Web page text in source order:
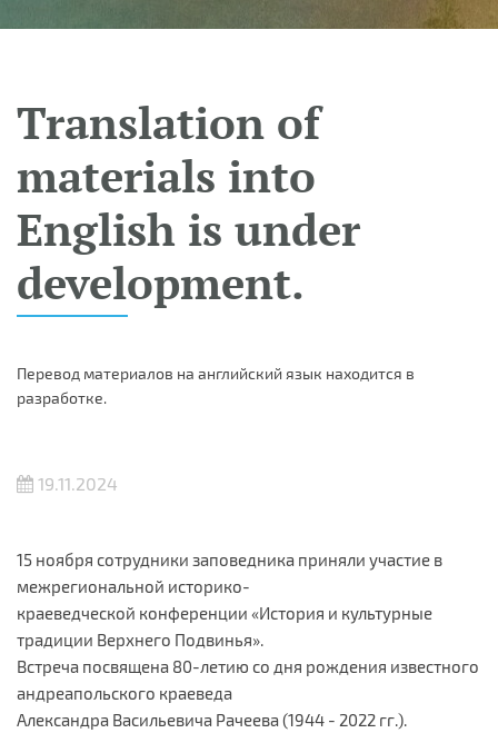
Translation of
materials into
English is under
development.
Перевод материалов на английский язык находится в
разработке.
19.11.2024
15 ноября сотрудники заповедника приняли участие в
межрегиональной историко-
краеведческой конференции «История и культурные
традиции Верхнего Подвинья».
Встреча посвящена 80-летию со дня рождения известного
андреапольского краеведа
Александра Васильевича Рачеева (1944 - 2022 гг.).